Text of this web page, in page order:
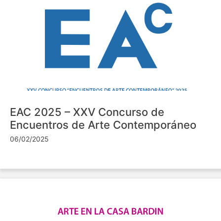
EAC 2025 – XXV Concurso de
Encuentros de Arte Contemporáneo
06/02/2025